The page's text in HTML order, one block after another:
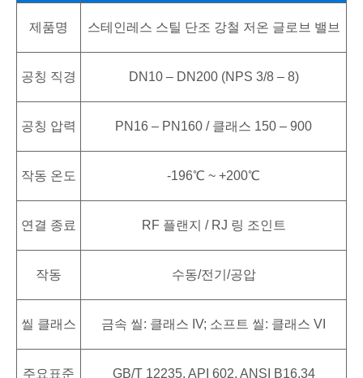
제품명 스테인레스 스틸 단조 강철 저온 글로브 밸브
공칭 직경 DN10 – DN200 (NPS 3/8 – 8)
공칭 압력 PN16 – PN160 / 클래스 150 – 900
작동 온도 -196℃ ~ +200℃
연결 종료 RF 플랜지 / RJ 링 조인트
작동 수동/전기/공압
씰 클래스 금속 씰: 클래스 IV; 소프트 씰: 클래스 VI
주요표준 GB/T 12235, API 602, ANSI B16.34